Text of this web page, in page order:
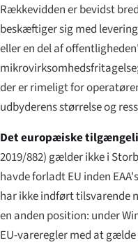
Rækkevidden er bevidst
beskæftiger sig med
eller en del af
der er rimeligt for
udbyderens størrelse og
Det europæiske
2019/882) gælder ikke i
havde forladt EU inden
har ikke indført tilsvarende
en anden position: under
EU-vareregler med at